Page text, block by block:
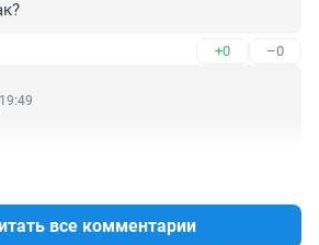
+0 –0
все комментарии